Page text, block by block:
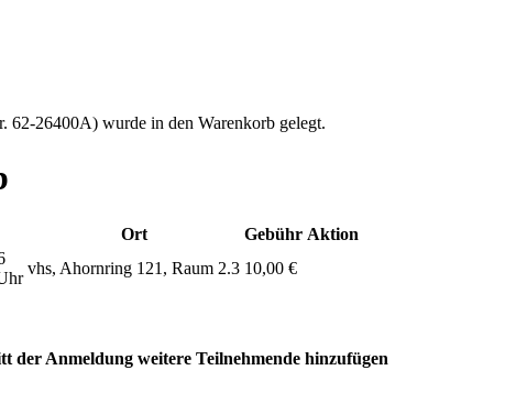
62-26400A) wurde in den Warenkorb gelegt.
Ort Gebühr Aktion
vhs, Ahornring 121, Raum 2.3 10,00 €
der Anmeldung weitere Teilnehmende hinzufügen